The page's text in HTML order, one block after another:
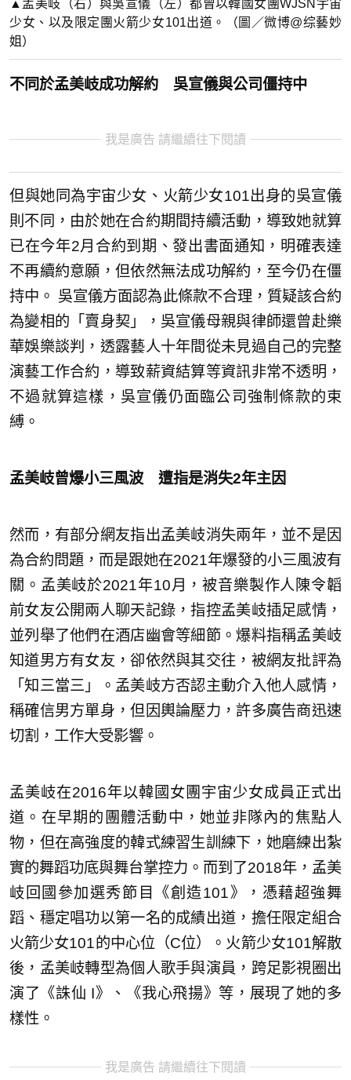
▲孟美岐（右）與吳宣儀（左）都曾以韓國女團WJSN宇宙
少女、以及限定團火箭少女101出道。（圖／微博@综藝妙
姐）
不同於孟美岐成功解約 吳宣儀與公司僵持中
我是廣告 請繼續往下閱讀
但與她同為宇宙少女、火箭少女101出身的吳宣儀
則不同，由於她在合約期間持續活動，導致她就算
已在今年2月合約到期、發出書面通知，明確表達
不再續約意願，但依然無法成功解約，至今仍在僵
持中。 吳宣儀方面認為此條款不合理，質疑該合約
為變相的「賣身契」，吳宣儀母親與律師還曾赴樂
華娛樂談判，透露藝人十年間從未見過自己的完整
演藝工作合約，導致薪資結算等資訊非常不透明，
不過就算這樣，吳宣儀仍面臨公司強制條款的束
縛。
孟美岐曾爆小三風波 遭指是消失2年主因
然而，有部分網友指出孟美岐消失兩年，並不是因
為合約問題，而是跟她在2021年爆發的小三風波有
關。孟美岐於2021年10月，被音樂製作人陳令韜
前女友公開兩人聊天記錄，指控孟美岐插足感情，
並列舉了他們在酒店幽會等細節。爆料指稱孟美岐
知道男方有女友，卻依然與其交往，被網友批評為
「知三當三」。孟美岐方否認主動介入他人感情，
稱確信男方單身，但因輿論壓力，許多廣告商迅速
切割，工作大受影響。
孟美岐在2016年以韓國女團宇宙少女成員正式出
道。在早期的團體活動中，她並非隊內的焦點人
物，但在高強度的韓式練習生訓練下，她磨練出紮
實的舞蹈功底與舞台掌控力。而到了2018年，孟美
岐回國參加選秀節目《創造101》，憑藉超強舞
蹈、穩定唱功以第一名的成績出道，擔任限定組合
火箭少女101的中心位（C位）。火箭少女101解散
後，孟美岐轉型為個人歌手與演員，跨足影視圈出
演了《誅仙 I》、《我心飛揚》等，展現了她的多
樣性。
我是廣告 請繼續往下閱讀